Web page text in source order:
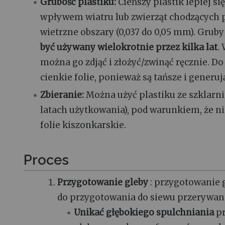
wpływem wiatru lub zwierząt chodzących
wietrzne obszary (0,037 do 0,05 mm).
być używany wielokrotnie przez kilka lat.
można go zdjąć i złożyć/zwinąć ręcznie.
cienkie folie, ponieważ są tańsze i
Zbieranie:Można użyć plastiku ze
latach użytkowania), pod warunkiem, że
folie kiszonkarskie.
Proces
Przygotowanie gleby : przygotowanie
do przygotowania do siewu
Unikać głębokiego spulchniania